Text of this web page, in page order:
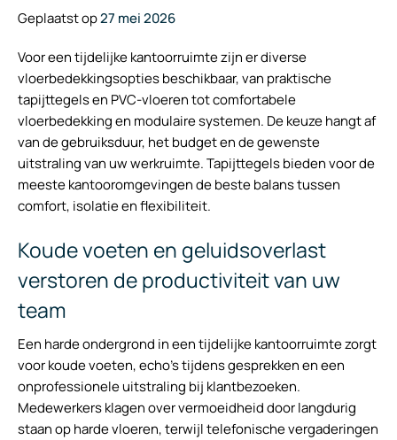
Geplaatst op27 mei 2026
Voor een tijdelijke kantoorruimte zijn er diverse
vloerbedekkingsopties beschikbaar, van praktische
tapijttegels en PVC-vloeren tot comfortabele
vloerbedekking en modulaire systemen. De keuze hangt af
van de gebruiksduur, het budget en de gewenste
uitstraling van uw werkruimte. Tapijttegels bieden voor de
meeste kantooromgevingen de beste balans tussen
comfort, isolatie en flexibiliteit.
Koude voeten en geluidsoverlast
verstoren de productiviteit van uw
team
Een harde ondergrond in een tijdelijke kantoorruimte zorgt
voor koude voeten, echo’s tijdens gesprekken en een
onprofessionele uitstraling bij klantbezoeken.
Medewerkers klagen over vermoeidheid door langdurig
staan op harde vloeren, terwijl telefonische vergaderingen